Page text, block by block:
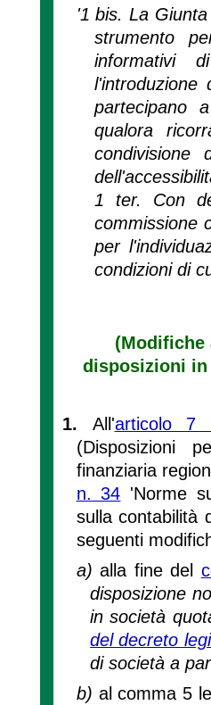
'1 bis. La
strumento
informativi
l'introduzione
partecipano
qualora
condivisione
1 ter. Con
commissione
per
condizioni di
(Modifiche
disposizioni in
1. All'articolo 7
(Disposizioni
finanziaria
n. 34 'Norme
sulla contabilità
seguenti
a)alla fine del
disposizione
in società
del decreto
di società a
b) al comma 5